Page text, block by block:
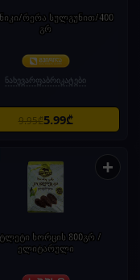
რერა სულგუნით/400
გრ
ნახევარფაბრიკატები
9.95₾5.99₾
+
ხორცის 800გრ /
ელიტარული